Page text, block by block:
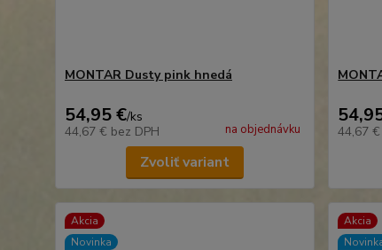
MONTAR Dusty pink hnedá
54,95 €/ks
44,67 € bez DPH na objednávku
Zvoliť variant
44,67 €
Akcia
Novinka
Akcia